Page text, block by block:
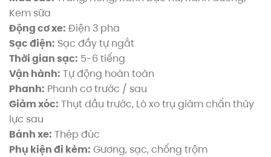
Kem sữa
Động cơ xe: Điện 3 pha
Sạc điện: Sạc đầy tự ngắt
Thời gian sạc: 5-6 tiếng
Vận hành: Tự động hoàn toàn
Phanh: Phanh cơ trước / sau
Giảm xóc: Thụt dầu trước, Lò xo trụ giảm chấn thủy
lực sau
Bánh xe: Thép đúc
Phụ kiện đi kèm: Gương, sạc, chống trộm